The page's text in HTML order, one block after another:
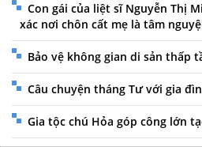
Con gái của liệt sĩ Nguyễn Thị
xác nơi chôn cất mẹ là tâm
Bảo vệ không gian di sản thấp
Câu chuyện tháng Tư với gia
Gia tộc chú Hỏa góp công lớn